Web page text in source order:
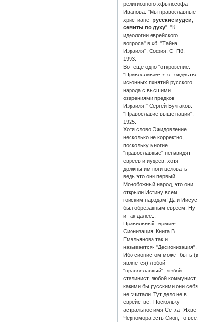
религиозного хфылософа
Иванова: "Мы православные
христиане-русские иудеи
семиты по духу". "К
идеологии еврейского
вопроса" в сб. "Тайна
Израиля". София. С- Пб.
1993.
Вот еще одно "откровение:
"Православие- это тождество
исконных понятий русского
народа с высшими
озарениями предков
Израиля!" Сергей Булгаков.
"Православие выше нации".
1925.
Хотя слово Ожидовление
несколько не корректно,
поскольку многие
"православные" ненавидят
евреев и иудеев, хотя
должны им ноги целовать-
ведь это они первый
Монобожный народ, это они
открыли Истину всем
гойским народам! Да и Иисус
был обрезанным евреем. Ну
и так далее...
Правильный термин-
Сионизация. Книга В.
Емельянова так и
называется- "Десионизация".
Ибо сионистом может быть (и
является) любой
"православный", любой
сталинист, любой коммунист,
какими бы русскими они себя
не считали. Тут дело не в
еврействе. Поскольку
астральное имя Сетха- Яхве-
Черномора есть Сион, то все,